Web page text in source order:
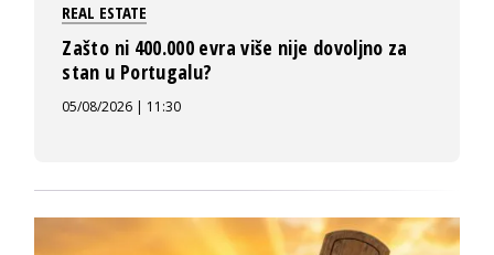
REAL ESTATE
Zašto ni 400.000 evra više nije dovoljno za
stan u Portugalu?
05/08/2026 | 11:30